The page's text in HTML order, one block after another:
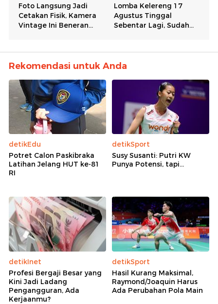
Rekomendasi untuk Anda
detikEdu
Potret Calon Paskibraka
Latihan Jelang HUT ke-81
RI
detikSport
Susy Susanti: Putri KW
Punya Potensi, tapi...
detikInet
Profesi Bergaji Besar yang
Kini Jadi Ladang
Pengangguran, Ada
Kerjaanmu?
detikSport
Hasil Kurang Maksimal,
Raymond/Joaquin Harus
Ada Perubahan Pola Main